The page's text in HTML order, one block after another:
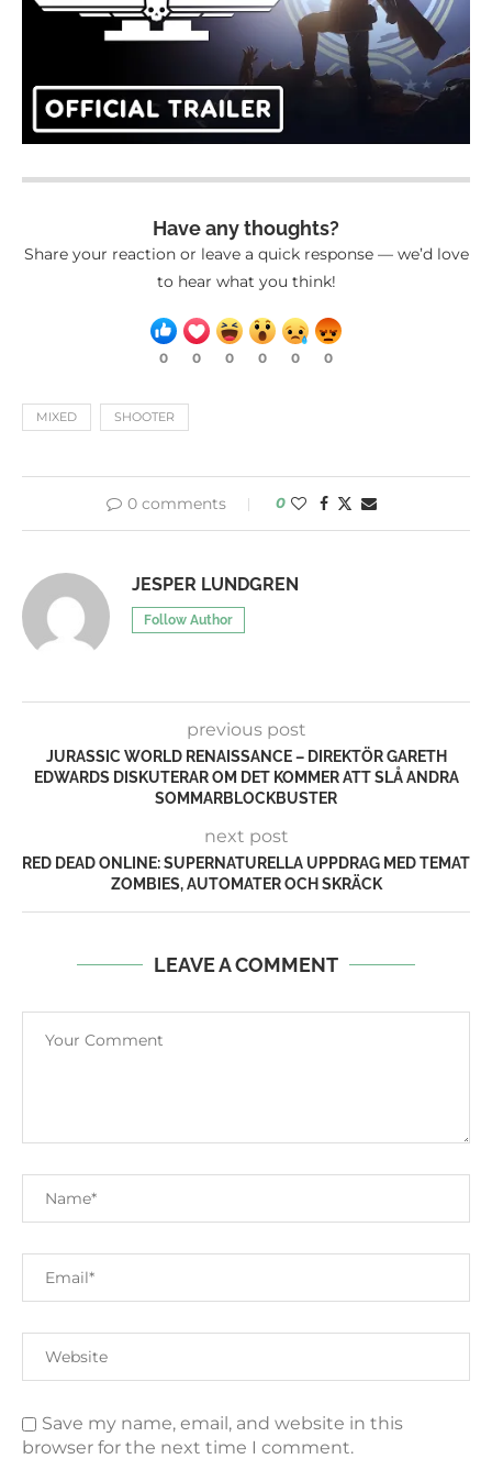
Have any thoughts?
Share your reaction or leave a quick response — we’d love
to hear what you think!
0 0 0 0 0 0
MIXED SHOOTER
0 comments 0
JESPER LUNDGREN
Follow Author
previous post
JURASSIC WORLD RENAISSANCE – DIREKTÖR GARETH
EDWARDS DISKUTERAR OM DET KOMMER ATT SLÅ ANDRA
SOMMARBLOCKBUSTER
next post
RED DEAD ONLINE: SUPERNATURELLA UPPDRAG MED TEMAT
ZOMBIES, AUTOMATER OCH SKRÄCK
LEAVE A COMMENT
Save my name, email, and website in this
browser for the next time I comment.